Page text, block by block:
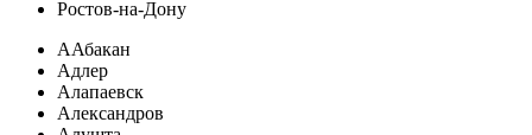
Ростов-на-Дону
ААбакан
Адлер
Алапаевск
Александров